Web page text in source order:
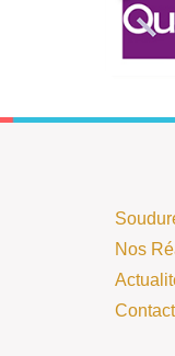
Nos
Contact